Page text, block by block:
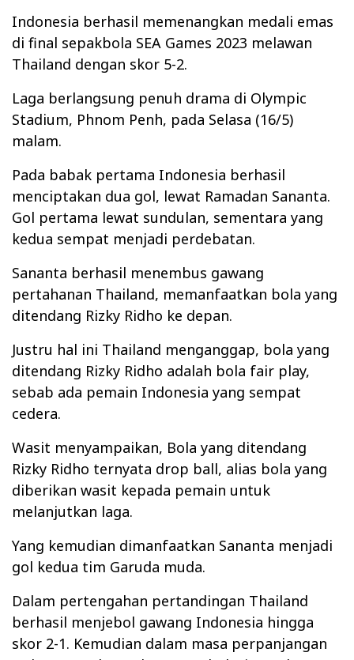
Indonesia berhasil memenangkan medali emas
di final sepakbola SEA Games 2023 melawan
Thailand dengan skor 5-2.
Laga berlangsung penuh drama di Olympic
Stadium, Phnom Penh, pada Selasa (16/5)
malam.
Pada babak pertama Indonesia berhasil
menciptakan dua gol, lewat Ramadan Sananta.
Gol pertama lewat sundulan, sementara yang
kedua sempat menjadi perdebatan.
Sananta berhasil menembus gawang
pertahanan Thailand, memanfaatkan bola yang
ditendang Rizky Ridho ke depan.
Justru hal ini Thailand menganggap, bola yang
ditendang Rizky Ridho adalah bola fair play,
sebab ada pemain Indonesia yang sempat
cedera.
Wasit menyampaikan, Bola yang ditendang
Rizky Ridho ternyata drop ball, alias bola yang
diberikan wasit kepada pemain untuk
melanjutkan laga.
Yang kemudian dimanfaatkan Sananta menjadi
gol kedua tim Garuda muda.
Dalam pertengahan pertandingan Thailand
berhasil menjebol gawang Indonesia hingga
skor 2-1. Kemudian dalam masa perpanjangan